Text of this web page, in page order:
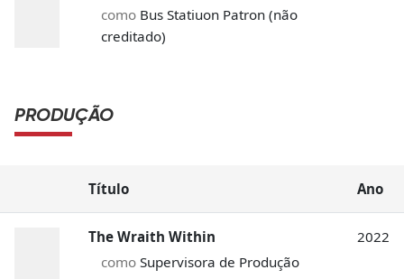
como Bus Statiuon Patron (não
creditado)
PRODUÇÃO
Título Ano
The Wraith Within
como Supervisora de Produção
2022